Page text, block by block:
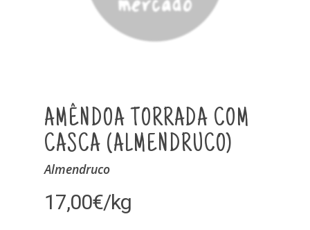
AMÊNDOA TORRADA COM
CASCA (ALMENDRUCO)
Almendruco
17,00€/kg